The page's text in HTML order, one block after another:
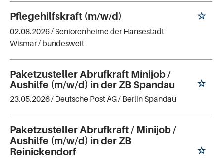
Pflegehilfskraft (m/w/d)
02.08.2026 / Seniorenheime der Hansestadt
Wismar/ bundesweit
Paketzusteller Abrufkraft Minijob /
Aushilfe (m/w/d) in der ZB Spandau
23.05.2026 / Deutsche Post AG/ Berlin Spandau
Paketzusteller Abrufkraft / Minijob /
Aushilfe (m/w/d) in der ZB
Reinickendorf